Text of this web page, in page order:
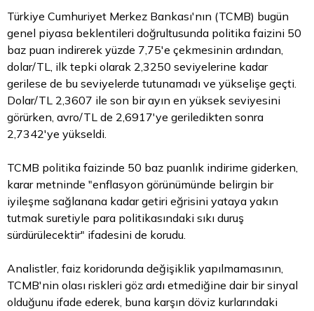
Türkiye Cumhuriyet Merkez Bankası'nın (TCMB) bugün
genel piyasa beklentileri doğrultusunda politika faizini 50
baz puan indirerek yüzde 7,75'e çekmesinin ardından,
dolar/TL, ilk tepki olarak 2,3250 seviyelerine kadar
gerilese de bu seviyelerde tutunamadı ve yükselişe geçti.
Dolar/TL 2,3607 ile son bir ayın en yüksek seviyesini
görürken, avro/TL de 2,6917'ye geriledikten sonra
2,7342'ye yükseldi.
TCMB politika faizinde 50 baz puanlık indirime giderken,
karar metninde "enflasyon görünümünde belirgin bir
iyileşme sağlanana kadar getiri eğrisini yataya yakın
tutmak suretiyle para politikasındaki sıkı duruş
sürdürülecektir" ifadesini de korudu.
Analistler, faiz koridorunda değişiklik yapılmamasının,
TCMB'nin olası riskleri göz ardı etmediğine dair bir sinyal
olduğunu ifade ederek, buna karşın döviz kurlarındaki